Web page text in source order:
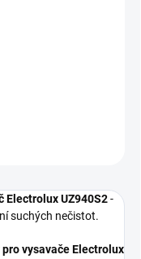
Electrolux UZ940S2-
suchých nečistot.
pro vysavače Electrolux